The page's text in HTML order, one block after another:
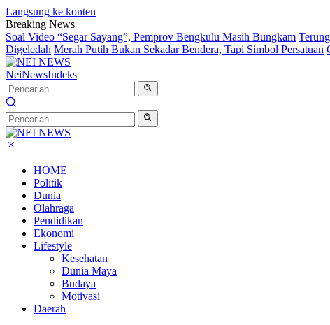
Langsung ke konten
Breaking News
Soal Video “Segar Sayang”, Pemprov Bengkulu Masih Bungkam
Digeledah Merah Putih Bukan Sekadar Bendera, Tapi Simbol Persatuan
NeiNewsIndeks
HOME
Politik
Dunia
Olahraga
Pendidikan
Ekonomi
Lifestyle
Kesehatan
Dunia Maya
Budaya
Motivasi
Daerah